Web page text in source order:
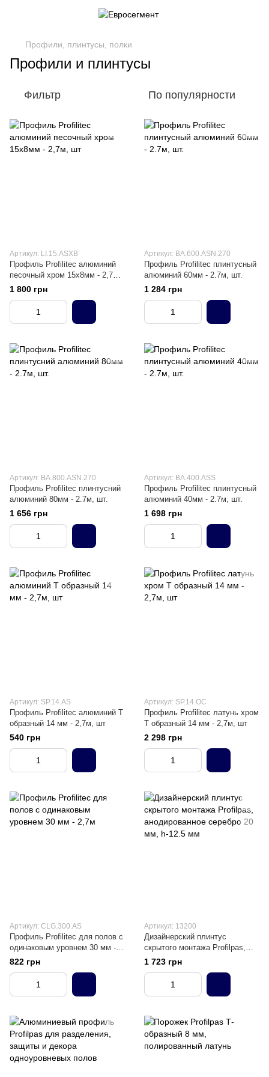
Профили, плинтусы, полки
Профили и плинтусы
Фильтр По популярности
Артикул: LI.15.ASXB
Профиль Profilitec алюминий
песочный хром 15х8мм - 2,7м,
шт
1 800 грн
Артикул: BA.600.ASN.270
Профиль Profilitec плинтусный
алюминий 60мм - 2.7м, шт.
1 284 грн
Артикул: BA.800.ASN.270
Профиль Profilitec плинтусний
алюминий 80мм - 2.7м, шт.
1 656 грн
Артикул: BA.400.ASS
Профиль Profilitec плинтусный
алюминий 40мм - 2.7м, шт.
1 698 грн
Артикул: SP.14.AS
Профиль Profilitec алюминий T
образный 14 мм - 2,7м, шт
540 грн
Артикул: SP.14.OC
Профиль Profilitec латунь хром
T образный 14 мм - 2,7м, шт
2 298 грн
Артикул: CLG.300.AS
Профиль Profilitec для полов с
одинаковым уровнем 30 мм -
2,7м
822 грн
Артикул: 13200
Дизайнерский плинтус
скрытого монтажа Profilpas,
анодированное серебро 20 мм,
h-12.5 мм
1 723 грн